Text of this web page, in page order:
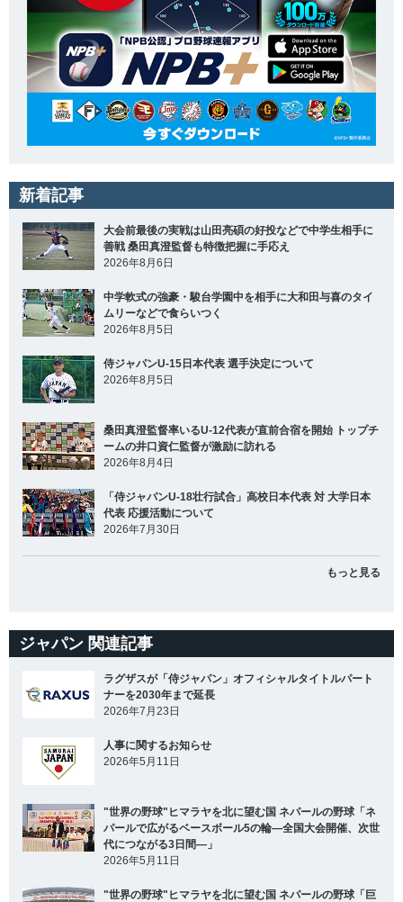
新着記事
大会前最後の実戦は山田亮碩の好投などで中学生相手に
善戦 桑田真澄監督も特徴把握に手応え
2026年8月6日
中学軟式の強豪・駿台学園中を相手に大和田与喜のタイ
ムリーなどで食らいつく
2026年8月5日
侍ジャパンU-15日本代表 選手決定について
2026年8月5日
桑田真澄監督率いるU-12代表が直前合宿を開始 トップチ
ームの井口資仁監督が激励に訪れる
2026年8月4日
「侍ジャパンU-18壮行試合」高校日本代表 対 大学日本
代表 応援活動について
2026年7月30日
もっと見る
ジャパン 関連記事
ラグザスが「侍ジャパン」オフィシャルタイトルパート
ナーを2030年まで延長
2026年7月23日
人事に関するお知らせ
2026年5月11日
"世界の野球"ヒマラヤを北に望む国 ネパールの野球「ネ
パールで広がるベースボール5の輪―全国大会開催、次世
代につながる3日間―」
2026年5月11日
"世界の野球"ヒマラヤを北に望む国 ネパールの野球「巨